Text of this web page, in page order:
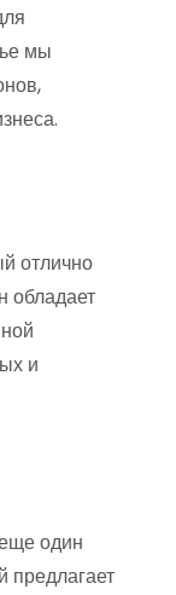
мы
отлично
обладает
и
один
предлагает